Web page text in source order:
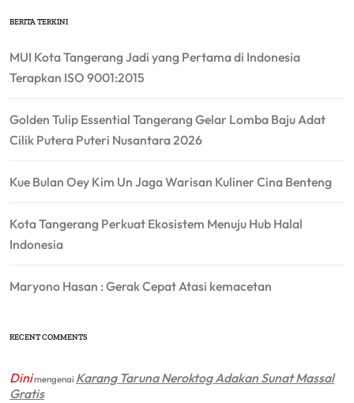
BERITA TERKINI
MUI Kota Tangerang Jadi yang Pertama di Indonesia
Terapkan ISO 9001:2015
Golden Tulip Essential Tangerang Gelar Lomba Baju Adat
Cilik Putera Puteri Nusantara 2026
Kue Bulan Oey Kim Un Jaga Warisan Kuliner Cina Benteng
Kota Tangerang Perkuat Ekosistem Menuju Hub Halal
Indonesia
Maryono Hasan : Gerak Cepat Atasi kemacetan
RECENT COMMENTS
Dinimengenai Karang Taruna Neroktog Adakan Sunat Massal
Gratis